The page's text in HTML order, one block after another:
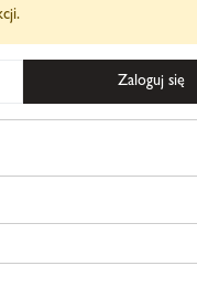
Zaloguj się